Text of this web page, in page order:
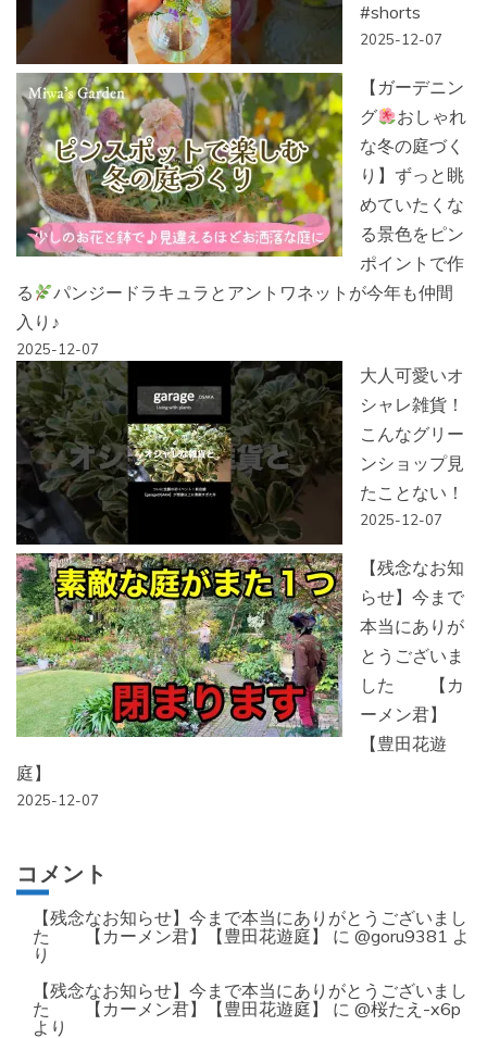
#shorts
2025-12-07
【ガーデニン
グ
おしゃれ
な冬の庭づく
り】ずっと眺
めていたくな
る景色をピン
ポイントで作
る
パンジードラキュラとアントワネットが今年も仲間
入り♪
2025-12-07
大人可愛いオ
シャレ雑貨！
こんなグリー
ンショップ見
たことない！
2025-12-07
【残念なお知
らせ】今まで
本当にありが
とうございま
した 【カ
ーメン君】
【豊田花遊
庭】
2025-12-07
コメント
【残念なお知らせ】今まで本当にありがとうございまし
た 【カーメン君】【豊田花遊庭】
に @goru9381 よ
り
【残念なお知らせ】今まで本当にありがとうございまし
た 【カーメン君】【豊田花遊庭】
に @桜たえ-x6p
より